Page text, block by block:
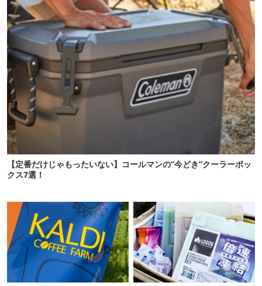
【定番だけじゃもったいない】コールマンの“今どき”クーラーボッ
クス7選！